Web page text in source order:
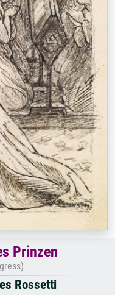
Prinzen
Rossetti